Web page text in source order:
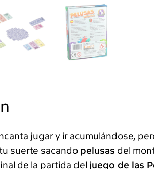
jugar y ir acumulándose,
suerte sacando pelusas del
de la partida del juego de las